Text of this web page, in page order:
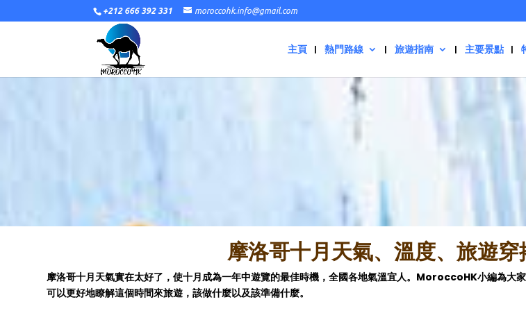
+212 666 392 331 moroccohk.info@gmail.com
主頁 熱門路線 旅遊指南 主要景點
摩洛哥十月天氣、溫度、旅遊
摩洛哥十月天氣實在太好了，使十月成為一年中遊覽的最佳時機，全國各地氣溫宜人。 MoroccoHK小編為大家
可以更好地瞭解這個時間來旅遊，該做什麼以及該準備什麼。